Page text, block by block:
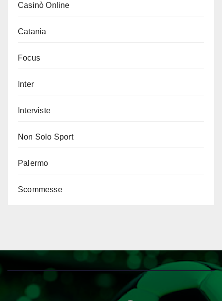
Casinò Online
Catania
Focus
Inter
Interviste
Non Solo Sport
Palermo
Scommesse